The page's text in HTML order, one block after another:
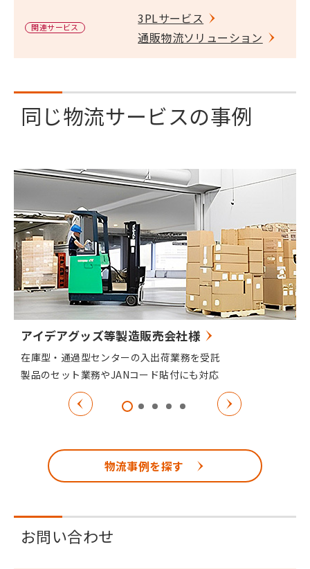
関連サービス
3PLサービス
通販物流ソリューション
同じ物流サービスの事例
アイデアグッズ等製造販売会社様
在庫型・通過型センターの入出荷業務を受託
製品のセット業務やJANコード貼付にも対応
物流事例を探す
お問い合わせ